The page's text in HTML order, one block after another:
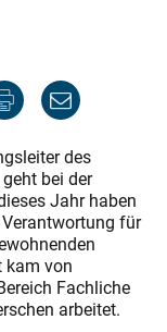
des
bei der
Jahr haben
für
kam von
Fachliche
arbeitet.